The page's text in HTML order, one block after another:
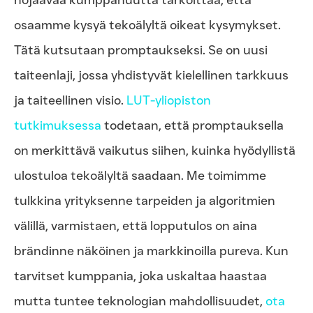
osaamme kysyä tekoälyltä oikeat kysymykset.
Tätä kutsutaan promptaukseksi. Se on uusi
taiteenlaji, jossa yhdistyvät kielellinen tarkkuus
ja taiteellinen visio. LUT-yliopiston
tutkimuksessa todetaan, että promptauksella
on merkittävä vaikutus siihen, kuinka hyödyllistä
ulostuloa tekoälyltä saadaan. Me toimimme
tulkkina yrityksenne tarpeiden ja algoritmien
välillä, varmistaen, että lopputulos on aina
brändinne näköinen ja markkinoilla pureva. Kun
tarvitset kumppania, joka uskaltaa haastaa
mutta tuntee teknologian mahdollisuudet, ota